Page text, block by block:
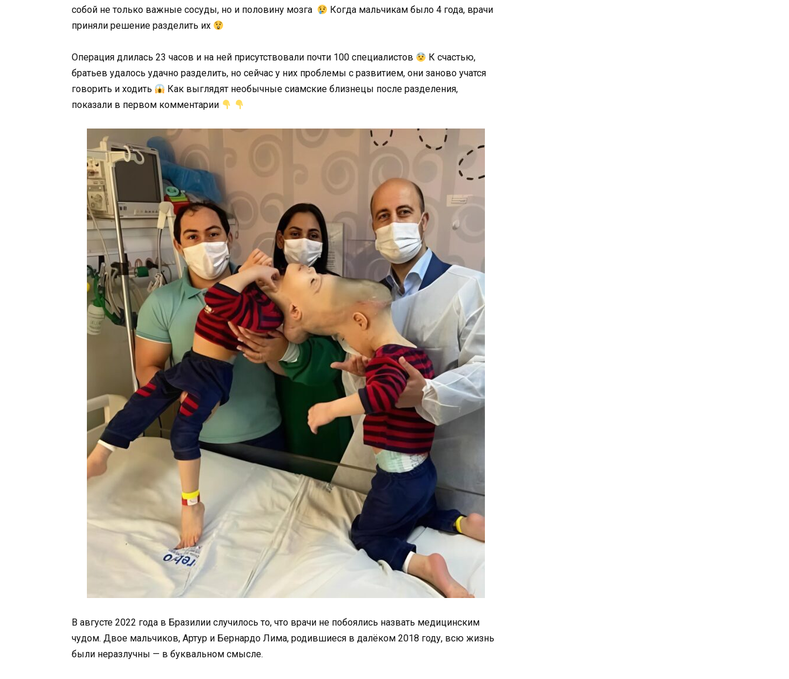
собой не только важные сосуды, но и половину мозга
Когда мальчикам было 4 года, врачи
приняли решение разделить их
Операция длилась 23 часов и на ней присутствовали почти 100 специалистов
К счастью,
братьев удалось удачно разделить, но сейчас у них проблемы с развитием, они заново учатся
говорить и ходить
Как выглядят необычные сиамские близнецы после разделения,
показали в первом комментарии
В августе 2022 года в Бразилии случилось то, что врачи не побоялись назвать медицинским
чудом. Двое мальчиков, Артур и Бернардо Лима, родившиеся в далёком 2018 году, всю жизнь
были неразлучны — в буквальном смысле.